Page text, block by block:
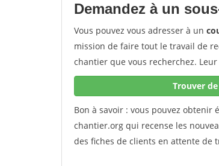
Demandez à un
Vous pouvez vous adresser à un
mission de faire tout le travail de
chantier que vous recherchez. Leur
Trouver
Bon à savoir : vous pouvez obtenir
chantier.org qui recense les
des fiches de clients en attente de